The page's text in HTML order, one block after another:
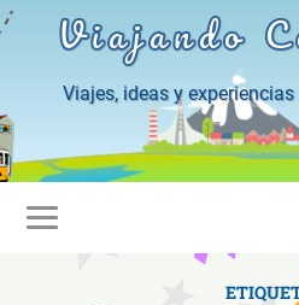
Viajando
Viajes, ideas y